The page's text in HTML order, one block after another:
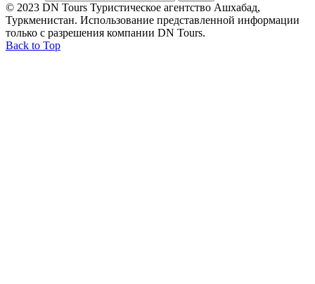
© 2023 DN Tours Туристическое агентство Ашхабад,
Туркменистан. Использование представленной информации
только с разрешения компании DN Tours.
Back to Top